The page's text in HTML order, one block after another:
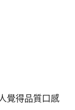
覺得品質口感